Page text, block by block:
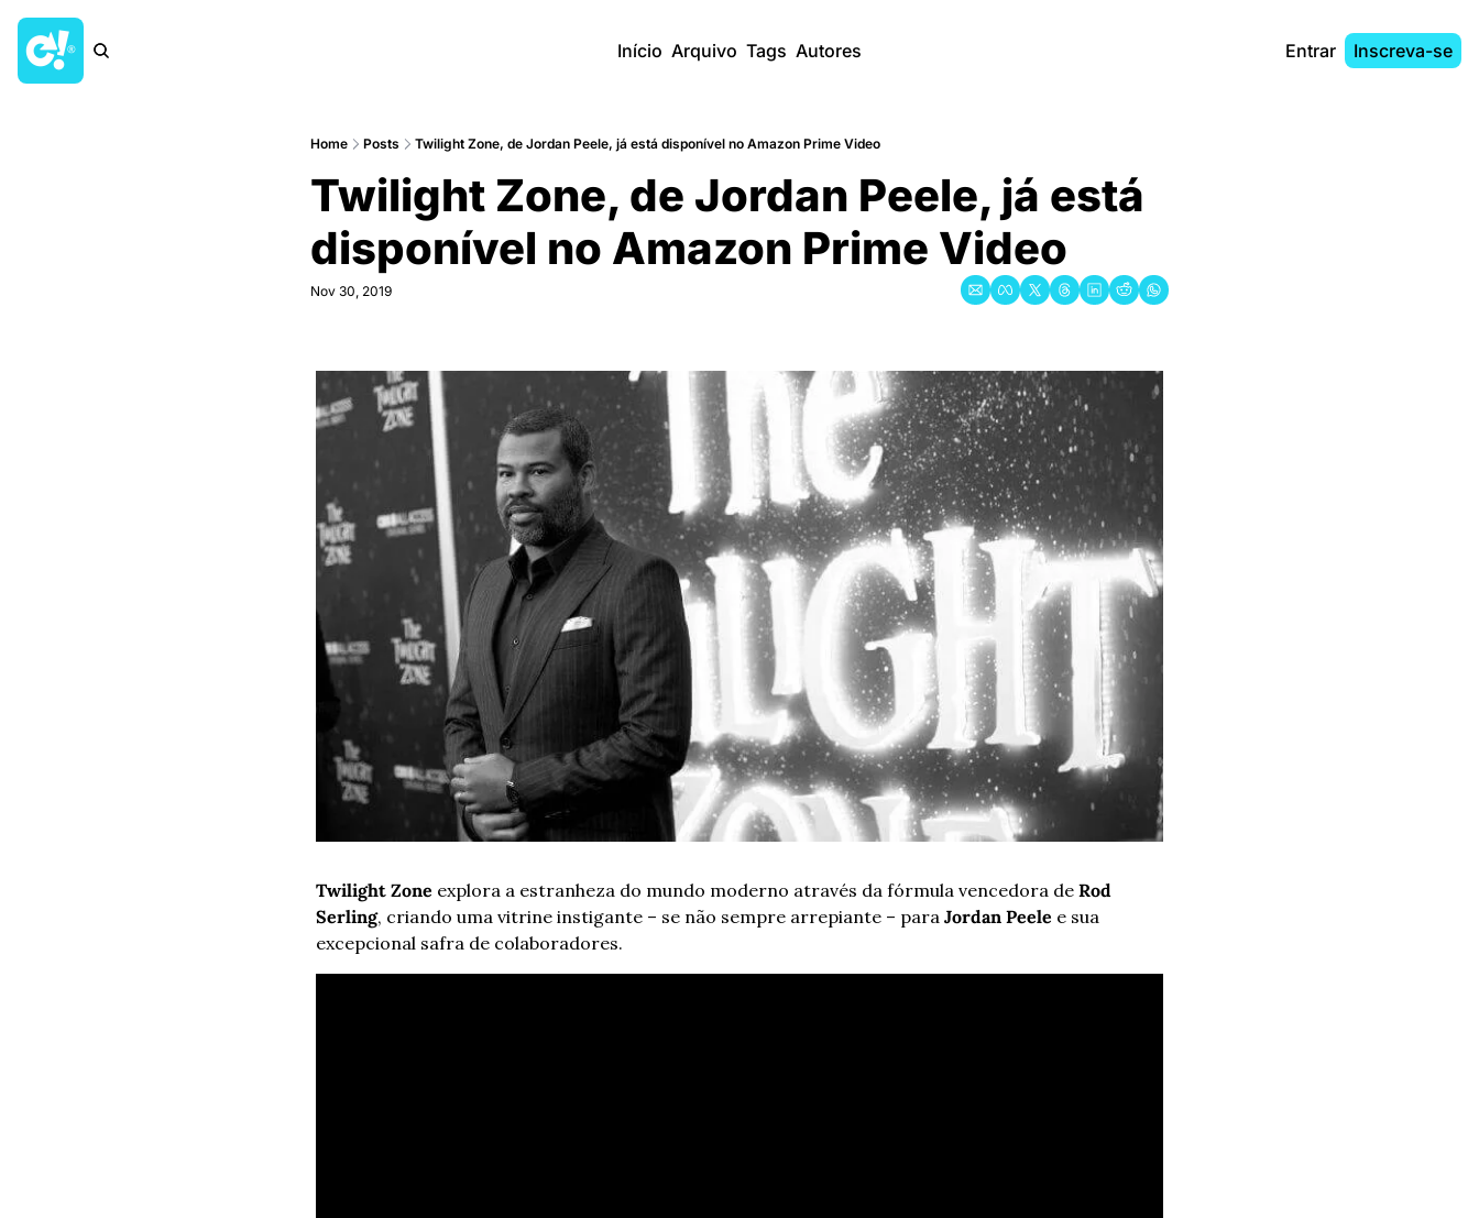
Início Arquivo Tags Autores Entrar Inscreva-se
Home Posts Twilight Zone, de Jordan Peele, já está disponível no Amazon Prime Video
Twilight Zone, de Jordan Peele, já está
disponível no Amazon Prime Video
Nov 30, 2019
Twilight Zone explora a estranheza do mundo moderno através da fórmula vencedora de Rod
Serling, criando uma vitrine instigante – se não sempre arrepiante – para Jordan Peele e sua
excepcional safra de colaboradores.